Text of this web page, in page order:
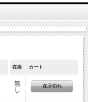
在庫 カート
無
し
在庫切れ